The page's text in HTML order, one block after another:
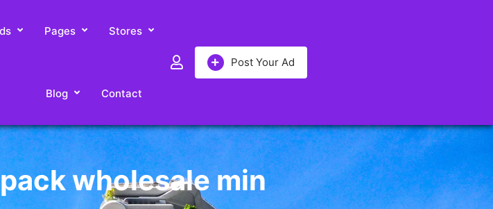
Post Your Ad
Pages Stores
Blog Contact
wholesale min